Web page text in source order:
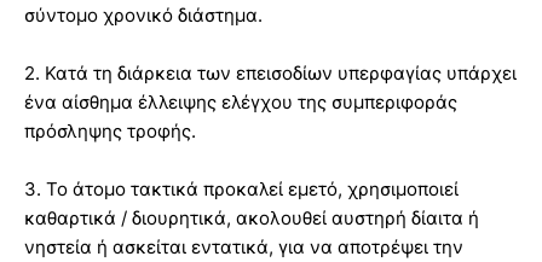
σύντομο χρονικό διάστημα.
2. Κατά τη διάρκεια των επεισοδίων υπερφαγίας υπάρχει
ένα αίσθημα έλλειψης ελέγχου της συμπεριφοράς
πρόσληψης τροφής.
3. Το άτομo τακτικά προκαλεί εμετό, χρησιμοποιεί
καθαρτικά / διουρητικά, ακολουθεί αυστηρή δίαιτα ή
νηστεία ή ασκείται εντατικά, για να αποτρέψει την